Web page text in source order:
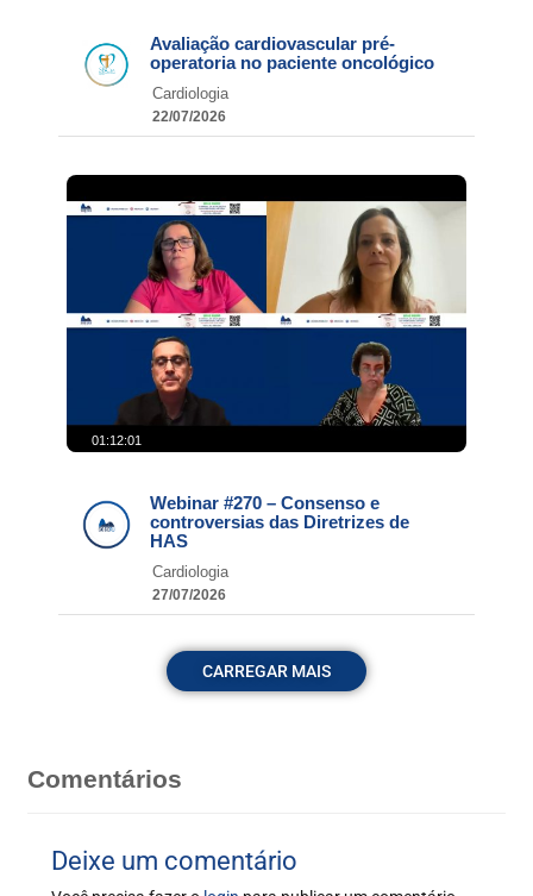
Avaliação cardiovascular pré-
operatoria no paciente oncológico
Cardiologia
22/07/2026
01:12:01
Webinar #270 – Consenso e
controversias das Diretrizes de
HAS
Cardiologia
27/07/2026
CARREGAR MAIS
Comentários
Deixe um comentário